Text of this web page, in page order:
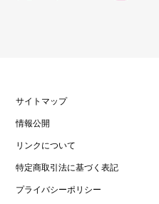
サイトマップ
情報公開
リンクについて
特定商取引法に基づく表記
プライバシーポリシー